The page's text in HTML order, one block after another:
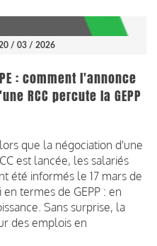
/ 03 / 2026
: comment l'annonce
RCC percute la GEPP
que la négociation d'une
est lancée, les salariés
été informés le 17 mars de
termes de GEPP : en
Sans surprise, la
des emplois en